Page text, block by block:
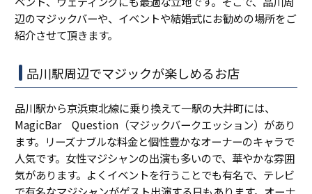
辺のマジックバーや、イベントや結婚式にお勧めの場所をご
紹介させて頂きます。
品川駅周辺でマジックが楽しめるお店
品川駅から京浜東北線に乗り換えて一駅の大井町には、
MagicBar Question（マジックバークエッション）があり
ます。リーズナブルな料金と個性豊かなオーナーのキャラで
人気です。女性マジシャンの出演も多いので、華やかな雰囲
気があります。よくイベントを行うことでも有名で、テレビ